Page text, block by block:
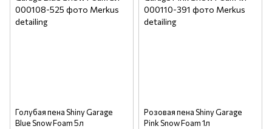
Голубая пена Shiny Garage
Blue Snow Foam 5л
Розовая пена Shiny Garage
Pink Snow Foam 1л